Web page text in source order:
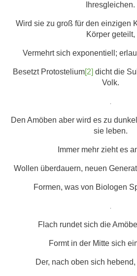
Ihresgleichen.
Wird sie zu groß für den einzigen
Körper geteilt,
Vermehrt sich exponentiell;
Besetzt Protostelium[2] dicht die
Volk.
Den Amöben aber wird es zu
sie leben.
Immer mehr zieht es
Wollen überdauern, neuen
Formen, was von Biologen
Flach rundet sich die
Formt in der Mitte sich
Der, nach oben sich